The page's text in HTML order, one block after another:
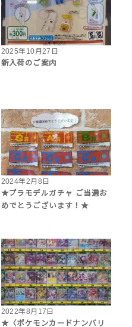
2025年10月27日
新入荷のご案内
2024年2月8日
★プラモデルガチャ ご当選お
めでとうございます！★
2022年8月17日
★〈ポケモンカードナンバリ